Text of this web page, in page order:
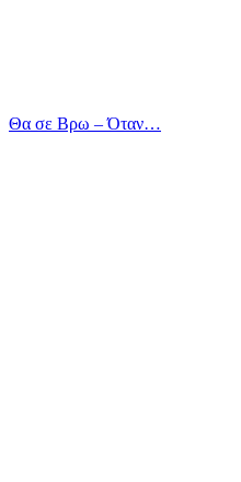
Θα σε Βρω – Όταν…